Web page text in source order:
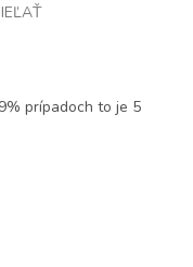
prípadoch to je 5